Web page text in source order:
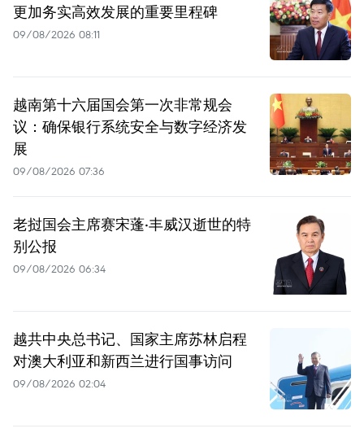
更加务实高效发展的重要里程碑
09/08/2026 08:11
越南第十六届国会第一次非常规会
议：确保银行系统安全与数字经济发
展
09/08/2026 07:36
老挝国会主席赛宋蓬·丰威汉逝世的特
别公报
09/08/2026 06:34
越共中央总书记、国家主席苏林启程
对澳大利亚和新西兰进行国事访问
09/08/2026 02:04